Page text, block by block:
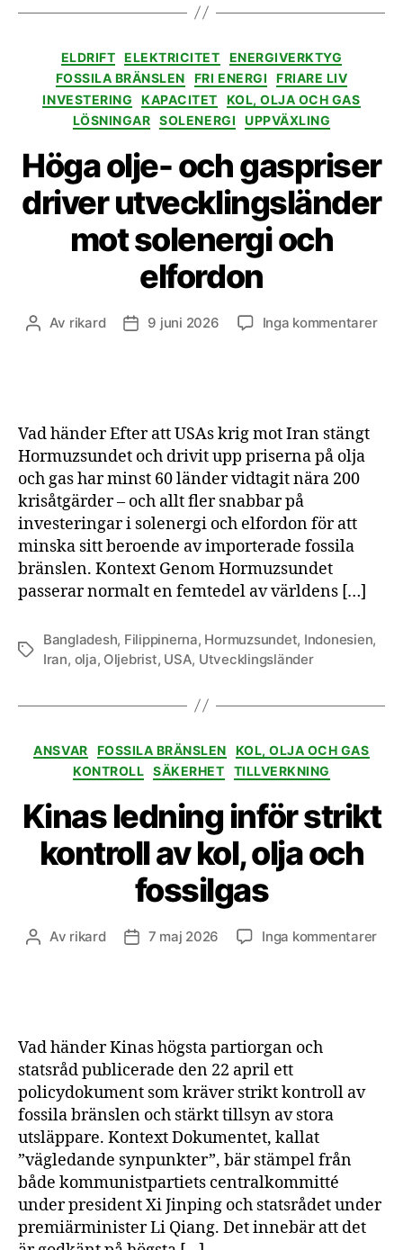
Kategorier
ELDRIFT ELEKTRICITET
ENERGIVERKTYG
FOSSILA BRÄNSLEN
FRI ENERGI
FRIARE LIV
INVESTERING
KAPACITET
KOL, OLJA OCH GAS
LÖSNINGAR
SOLENERGI UPPVÄXLING
Höga olje- och gaspriser
driver utvecklingsländer
mot solenergi och
elfordon
Inläggsförfattare
Av rikard Inläggsdatum
9 juni 2026 Inga kommentarertill
Vad händer Efter att USAs krig mot Iran stängt
Hormuzsundet och drivit upp priserna på olja
och gas har minst 60 länder vidtagit nära 200
krisåtgärder – och allt fler snabbar på
investeringar i solenergi och elfordon för att
minska sitt beroende av importerade fossila
bränslen. Kontext Genom Hormuzsundet
passerar normalt en femtedel av världens […]
Etiketter
Bangladesh, Filippinerna, Hormuzsundet, Indonesien,
Iran, olja, Oljebrist, USA, Utvecklingsländer
Kategorier
ANSVAR FOSSILA BRÄNSLEN
KOL, OLJA OCH GAS
KONTROLL
SÄKERHET TILLVERKNING
Kinas ledning inför strikt
kontroll av kol, olja och
fossilgas
Inläggsförfattare
Av rikard Inläggsdatum
7 maj 2026 Inga kommentarertill
Vad händer Kinas högsta partiorgan och
statsråd publicerade den 22 april ett
policydokument som kräver strikt kontroll av
fossila bränslen och stärkt tillsyn av stora
utsläppare. Kontext Dokumentet, kallat
”vägledande synpunkter”, bär stämpel från
både kommunistpartiets centralkommitté
under president Xi Jinping och statsrådet under
premiärminister Li Qiang. Det innebär att det